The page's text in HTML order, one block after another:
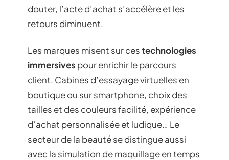
douter, l’acte d’achat s’accélère et les
retours diminuent.
Les marques misent sur cestechnologies
immersives pour enrichir le parcours
client. Cabines d’essayage virtuelles en
boutique ou sur smartphone, choix des
tailles et des couleurs facilité, expérience
d’achat personnalisée et ludique… Le
secteur de la beauté se distingue aussi
avec la simulation de maquillage en temps